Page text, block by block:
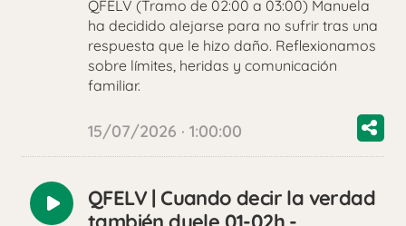
QFELV (Tramo de 02:00 a 03:00) Manuela
ha decidido alejarse para no sufrir tras una
respuesta que le hizo daño. Reflexionamos
sobre límites, heridas y comunicación
familiar.
15/07/2026 · 1:00:00
Reproducir
QFELV | Cuando decir la verdad